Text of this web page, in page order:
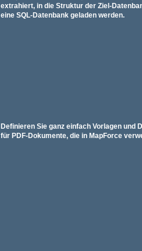
extrahiert, in die Struktur der Ziel-
eine SQL-Datenbank geladen werden.
Definieren Sie ganz einfach Vorlagen und
für PDF-Dokumente, die in MapForce